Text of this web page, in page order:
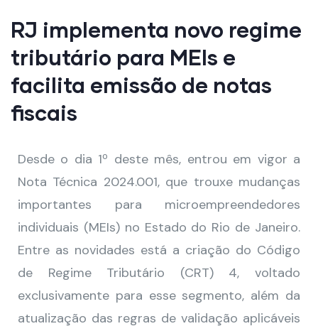
RJ implementa novo regime
tributário para MEIs e
facilita emissão de notas
fiscais
Desde o dia 1º deste mês, entrou em vigor a
Nota Técnica 2024.001, que trouxe mudanças
importantes para microempreendedores
individuais (MEIs) no Estado do Rio de Janeiro.
Entre as novidades está a criação do Código
de Regime Tributário (CRT) 4, voltado
exclusivamente para esse segmento, além da
atualização das regras de validação aplicáveis